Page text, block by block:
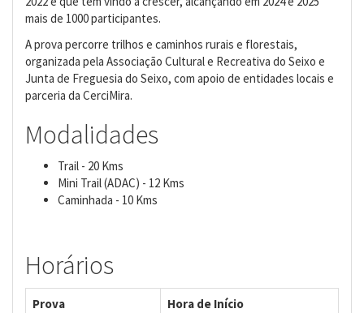
mais de 1000 participantes.
A prova percorre trilhos e caminhos rurais e florestais,
organizada pela Associação Cultural e Recreativa do Seixo e
Junta de Freguesia do Seixo, com apoio de entidades locais e
parceria da CerciMira.
Modalidades
Trail - 20 Kms
Mini Trail (ADAC) - 12 Kms
Caminhada - 10 Kms
Horários
Prova
Hora de Início